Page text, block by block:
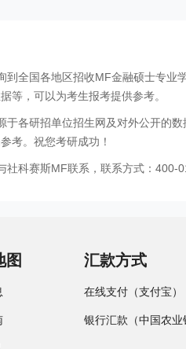
到全国各地区招收MF金融硕士专
等，可以为考生报考提供参考。
于各研招单位招生网及对外公开的
考。祝您考研成功！
社科赛斯MF联系，联系方式：400-
图 汇款方式
在线支付（支付宝）
银行汇款（中国农业